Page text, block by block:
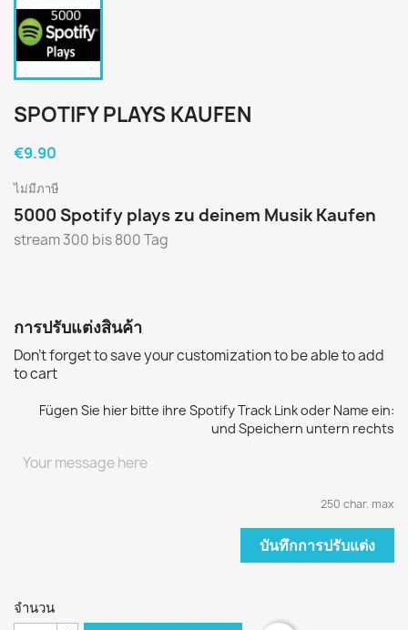
SPOTIFY PLAYS KAUFEN
€9.90
ไม่มีภาษี
5000 Spotify plays zu deinem Musik Kaufen
stream 300 bis 800 Tag
การปรับแต่งสินค้า
Don't forget to save your customization to be able to add
to cart
Fügen Sie hier bitte ihre Spotify Track Link oder Name ein:
und Speichern untern rechts
250 char. max
บันทึกการปรับแต่ง
จำนวน